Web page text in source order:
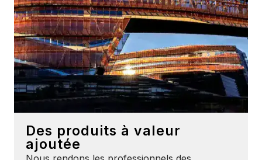
Des produits à valeur
ajoutée